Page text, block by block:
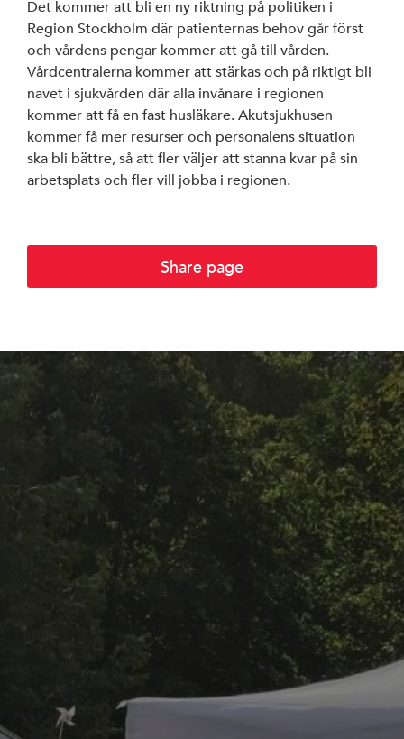
Det kommer att bli en ny riktning på politiken i
Region Stockholm där patienternas behov går först
och vårdens pengar kommer att gå till vården.
Vårdcentralerna kommer att stärkas och på riktigt bli
navet i sjukvården där alla invånare i regionen
kommer att få en fast husläkare. Akutsjukhusen
kommer få mer resurser och personalens situation
ska bli bättre, så att fler väljer att stanna kvar på sin
arbetsplats och fler vill jobba i regionen.
Share page